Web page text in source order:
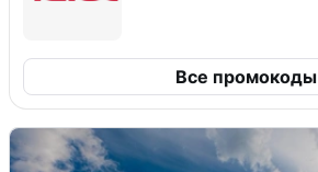
Все промокоды